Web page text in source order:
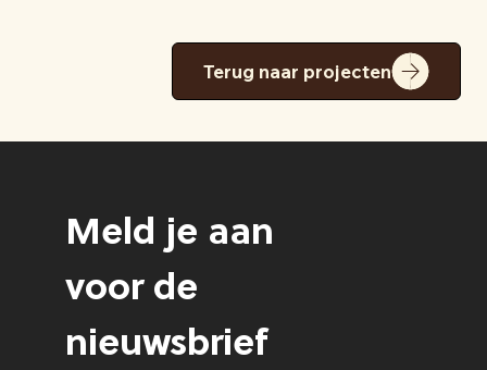
Terug naar projecten
Meld je aan
voor de
nieuwsbrief